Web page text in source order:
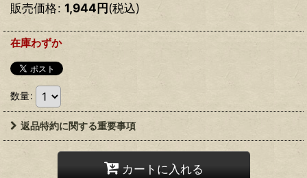
販売価格: 1,944円(税込)
在庫わずか
数量:
返品特約に関する重要事項
カートに入れる